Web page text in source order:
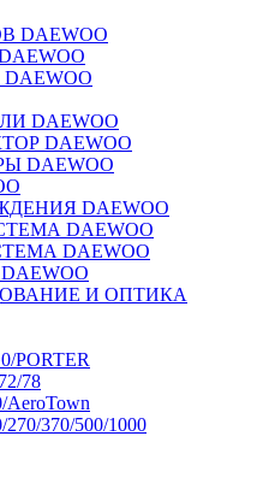
DAEWOO
DAEWOO
DAEWOO
DAEWOO
DAEWOO
DAEWOO
DAEWOO
И ОПТИКА
PORTER
78
370/500/1000